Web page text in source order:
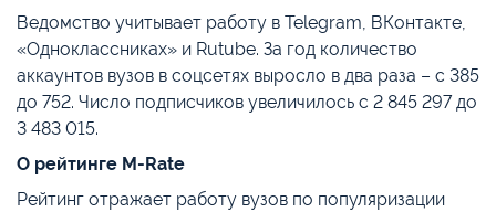
Ведомство учитывает работу в Telegram, ВКонтакте,
«Одноклассниках» и Rutube. За год количество
аккаунтов вузов в соцсетях выросло в два раза – с 385
до 752. Число подписчиков увеличилось с 2 845 297 до
3 483 015.
О рейтинге M-Rate
Рейтинг отражает работу вузов по популяризации